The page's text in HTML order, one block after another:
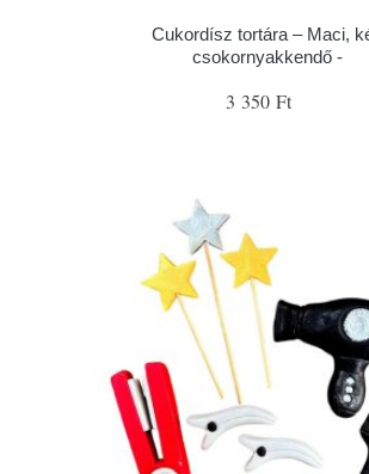
Cukordísz tortára – Maci,
csokornyakkendő -
3 350 Ft